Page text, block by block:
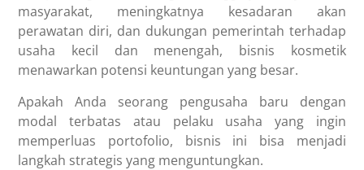
masyarakat, meningkatnya kesadaran akan
perawatan diri, dan dukungan pemerintah terhadap
usaha kecil dan menengah, bisnis kosmetik
menawarkan potensi keuntungan yang besar.
Apakah Anda seorang pengusaha baru dengan
modal terbatas atau pelaku usaha yang ingin
memperluas portofolio, bisnis ini bisa menjadi
langkah strategis yang menguntungkan.